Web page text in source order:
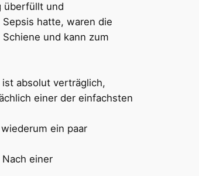
überfüllt und
hatte, waren die
und kann zum
absolut verträglich,
einer der einfachsten
ein paar
einer